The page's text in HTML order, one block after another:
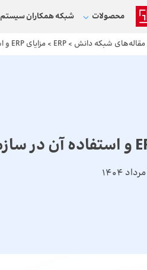
محصولات شبکه‌ همکاران سیستم
مقاله‌های شبکه دانش >
ERP
> مزایای ERP و استفاده آن در سازمان‌ها و شرکت‌ها